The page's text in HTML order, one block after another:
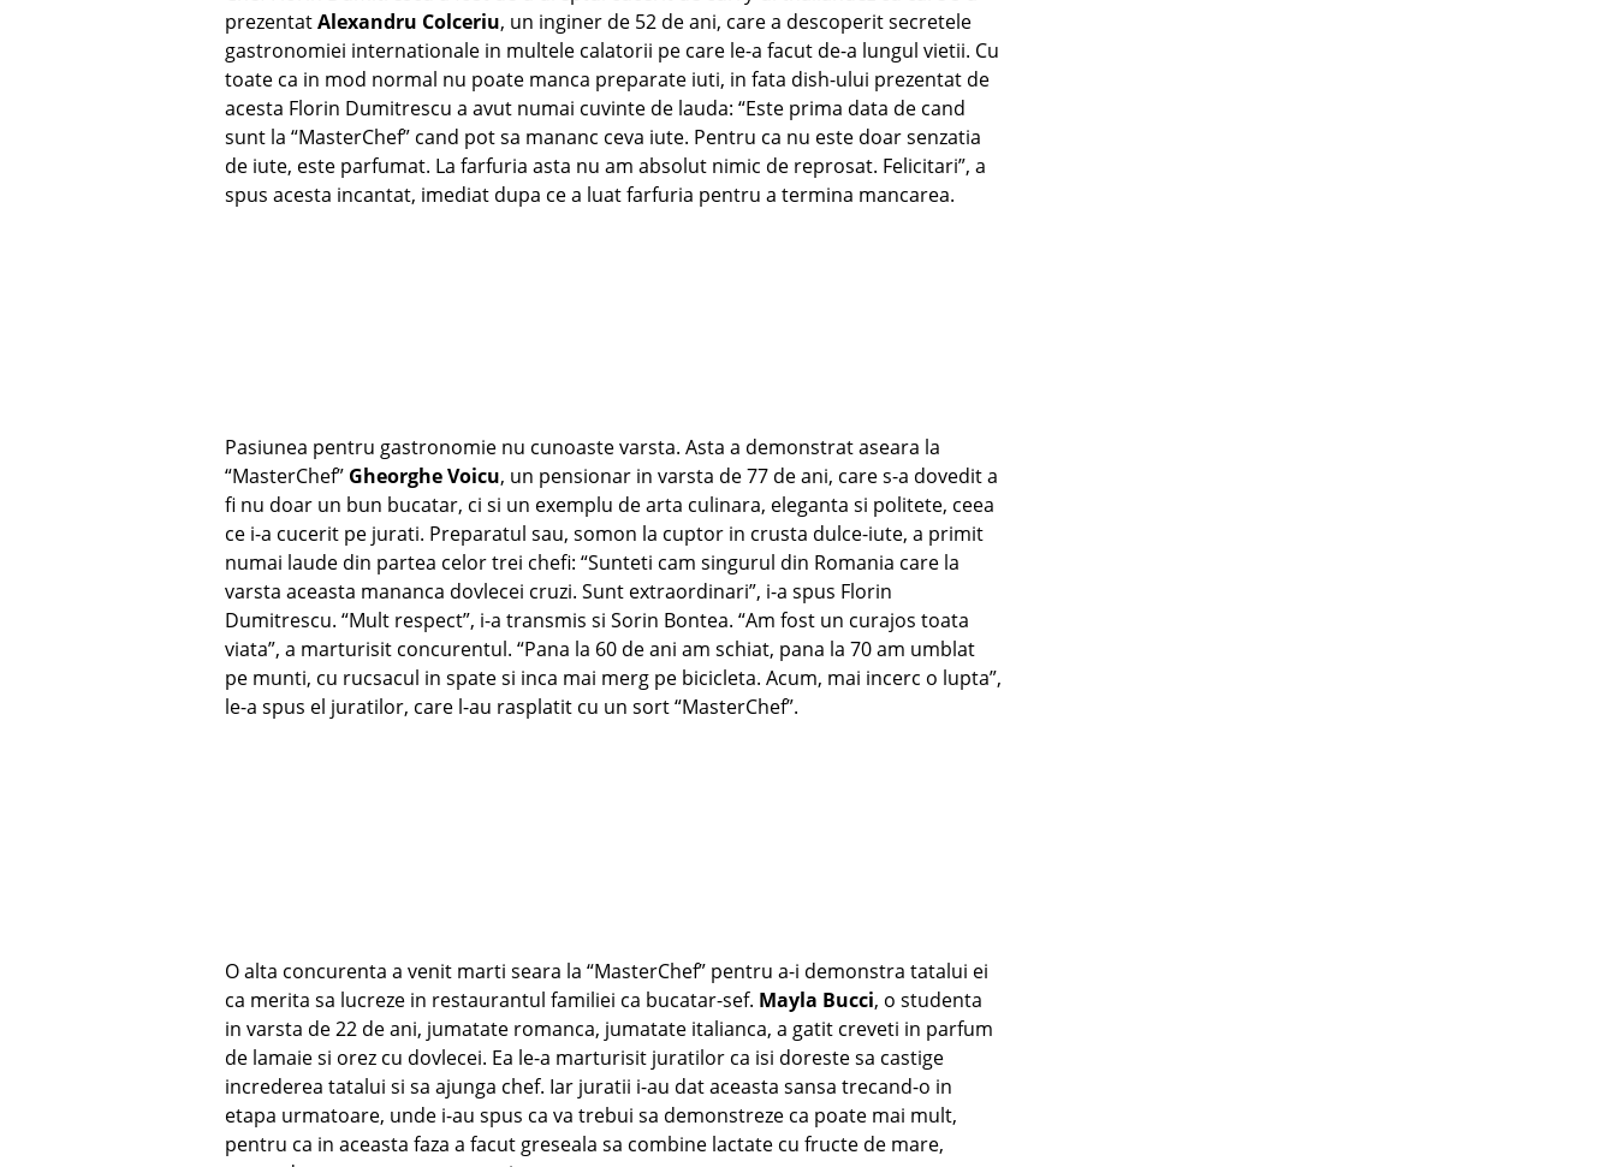
prezentatAlexandru Colceriu, un inginer de 52 de ani, care a descoperit secretele
gastronomiei internationale in multele calatorii pe care le-a facut de-a lungul vietii. Cu
toate ca in mod normal nu poate manca preparate iuti, in fata dish-ului prezentat de
acesta Florin Dumitrescu a avut numai cuvinte de lauda: “Este prima data de cand
sunt la “MasterChef” cand pot sa mananc ceva iute. Pentru ca nu este doar senzatia
de iute, este parfumat. La farfuria asta nu am absolut nimic de reprosat. Felicitari”, a
spus acesta incantat, imediat dupa ce a luat farfuria pentru a termina mancarea.
Pasiunea pentru gastronomie nu cunoaste varsta. Asta a demonstrat aseara la
“MasterChef” Gheorghe Voicu, un pensionar in varsta de 77 de ani, care s-a dovedit a
fi nu doar un bun bucatar, ci si un exemplu de arta culinara, eleganta si politete, ceea
ce i-a cucerit pe jurati. Preparatul sau, somon la cuptor in crusta dulce-iute, a primit
numai laude din partea celor trei chefi: “Sunteti cam singurul din Romania care la
varsta aceasta mananca dovlecei cruzi. Sunt extraordinari”, i-a spus Florin
Dumitrescu. “Mult respect”, i-a transmis si Sorin Bontea. “Am fost un curajos toata
viata”, a marturisit concurentul. “Pana la 60 de ani am schiat, pana la 70 am umblat
pe munti, cu rucsacul in spate si inca mai merg pe bicicleta. Acum, mai incerc o lupta”,
le-a spus el juratilor, care l-au rasplatit cu un sort “MasterChef”.
O alta concurenta a venit marti seara la “MasterChef” pentru a-i demonstra tatalui ei
ca merita sa lucreze in restaurantul familiei ca bucatar-sef. Mayla Bucci, o studenta
in varsta de 22 de ani, jumatate romanca, jumatate italianca, a gatit creveti in parfum
de lamaie si orez cu dovlecei. Ea le-a marturisit juratilor ca isi doreste sa castige
increderea tatalui si sa ajunga chef. Iar juratii i-au dat aceasta sansa trecand-o in
etapa urmatoare, unde i-au spus ca va trebui sa demonstreze ca poate mai mult,
pentru ca in aceasta faza a facut greseala sa combine lactate cu fructe de mare,